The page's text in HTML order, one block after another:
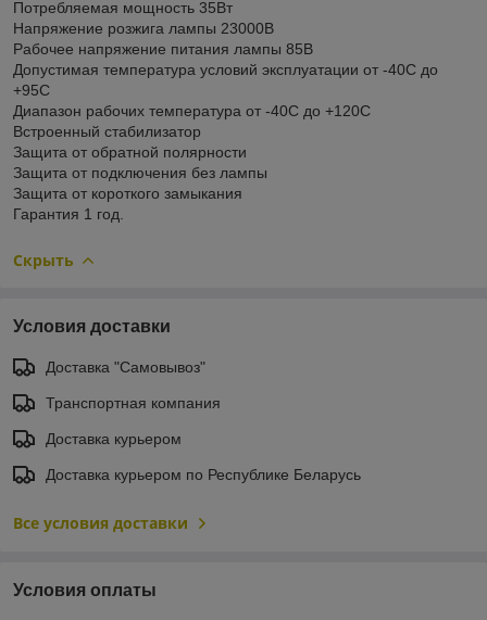
Потребляемая мощность 35Вт
Напряжение розжига лампы 23000В
Рабочее напряжение питания лампы 85В
Допустимая температура условий эксплуатации от -40С до
+95С
Диапазон рабочих температура от -40С до +120C
Встроенный стабилизатор
Защита от обратной полярности
Защита от подключения без лампы
Защита от короткого замыкания
Гарантия 1 год.
Скрыть
Условия доставки
Доставка "Самовывоз"
Транспортная компания
Доставка курьером
Доставка курьером по Республике Беларусь
Все условия доставки
Условия оплаты